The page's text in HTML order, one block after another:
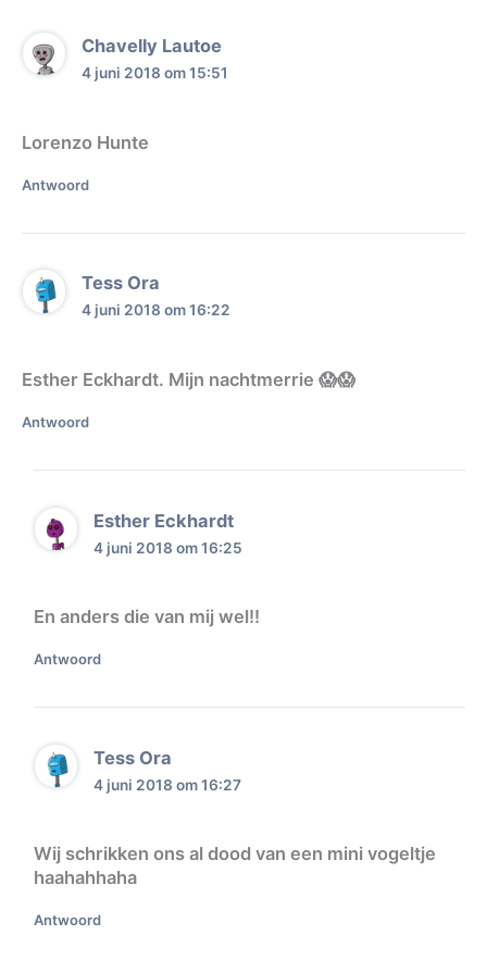
Chavelly Lautoe
4 juni 2018 om 15:51
Lorenzo Hunte
Antwoord
Tess Ora
4 juni 2018 om 16:22
Esther Eckhardt. Mijn nachtmerrie 😱😱
Antwoord
Esther Eckhardt
4 juni 2018 om 16:25
En anders die van mij wel!!
Antwoord
Tess Ora
4 juni 2018 om 16:27
Wij schrikken ons al dood van een mini vogeltje
haahahhaha
Antwoord